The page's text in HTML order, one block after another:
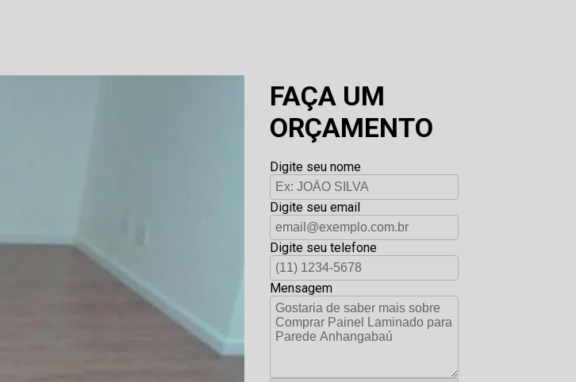
FAÇA UM
ORÇAMENTO
Digite seu nome
Digite seu email
Digite seu telefone
Mensagem